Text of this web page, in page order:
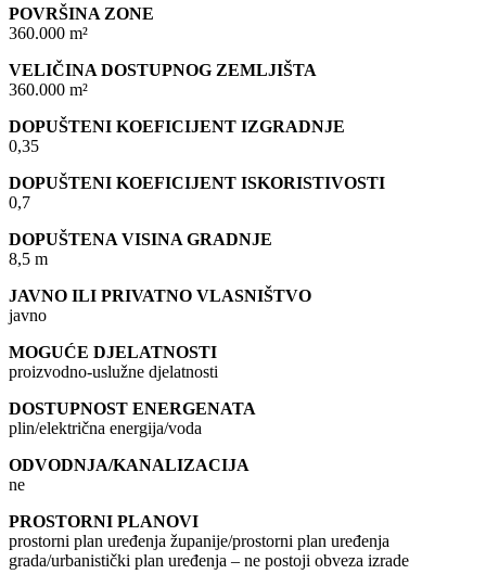
POVRŠINA ZONE
360.000 m²
VELIČINA DOSTUPNOG ZEMLJIŠTA
360.000 m²
DOPUŠTENI KOEFICIJENT IZGRADNJE
0,35
DOPUŠTENI KOEFICIJENT ISKORISTIVOSTI
0,7
DOPUŠTENA VISINA GRADNJE
8,5 m
JAVNO ILI PRIVATNO VLASNIŠTVO
javno
MOGUĆE DJELATNOSTI
proizvodno-uslužne djelatnosti
DOSTUPNOST ENERGENATA
plin/električna energija/voda
ODVODNJA/KANALIZACIJA
ne
PROSTORNI PLANOVI
prostorni plan uređenja županije/prostorni plan uređenja
grada/urbanistički plan uređenja – ne postoji obveza izrade